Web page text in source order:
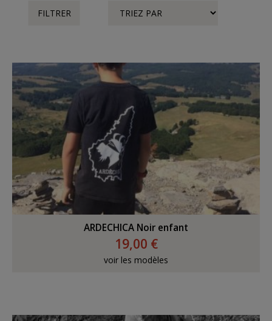
FILTRER
ARDECHICA Noir enfant
19,00 €
voir les modèles